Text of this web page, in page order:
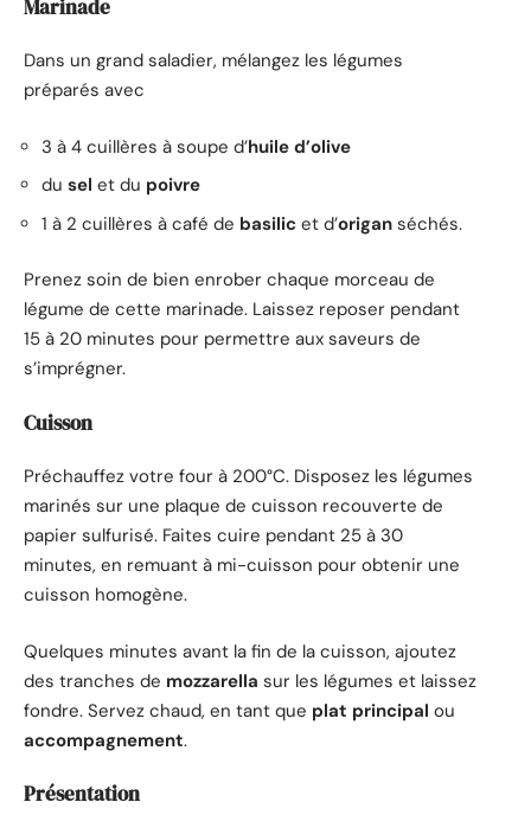
Marinade
Dans un grand saladier, mélangez les légumes
préparés avec
3 à 4 cuillères à soupe d’huile d’olive
du sel et du poivre
1 à 2 cuillères à café de basilic et d’origan séchés.
Prenez soin de bien enrober chaque morceau de
légume de cette marinade. Laissez reposer pendant
15 à 20 minutes pour permettre aux saveurs de
s’imprégner.
Cuisson
Préchauffez votre four à 200°C. Disposez les légumes
marinés sur une plaque de cuisson recouverte de
papier sulfurisé. Faites cuire pendant 25 à 30
minutes, en remuant à mi-cuisson pour obtenir une
cuisson homogène.
Quelques minutes avant la fin de la cuisson, ajoutez
des tranches de mozzarella sur les légumes et laissez
fondre. Servez chaud, en tant que plat principal ou
accompagnement.
Présentation